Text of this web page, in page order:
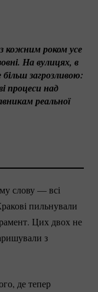
кожним роком усе
На вулицях, в
загрозливою:
процеси над
реальної
слову — всі
пильнували
Цих двох не
з
де тепер